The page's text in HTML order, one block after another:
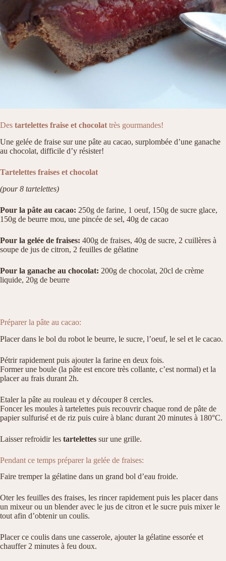
Des tartelettes fraise et chocolat très gourmandes!
Une gelée de fraise sur une pâte au cacao, surplombée d’une ganache
au chocolat, difficile d’y résister!
Tartelettes fraises et chocolat
(pour 8 tartelettes)
Pour la pâte au cacao: 250g de farine, 1 oeuf, 150g de sucre glace,
150g de beurre mou, une pincée de sel, 40g de cacao
Pour la gelée de fraises: 400g de fraises, 40g de sucre, 2 cuillères à
soupe de jus de citron, 2 feuilles de gélatine
Pour la ganache au chocolat: 200g de chocolat, 20cl de crème
liquide, 20g de beurre
Préparer la pâte au cacao:
Placer dans le bol du robot le beurre, le sucre, l’oeuf, le sel et le cacao.
Pétrir rapidement puis ajouter la farine en deux fois.
Former une boule (la pâte est encore très collante, c’est normal) et la
placer au frais durant 2h.
Etaler la pâte au rouleau et y découper 8 cercles.
Foncer les moules à tartelettes puis recouvrir chaque rond de pâte de
papier sulfurisé et de riz puis cuire à blanc durant 20 minutes à 180°C.
Laisser refroidir les tartelettes sur une grille.
Pendant ce temps préparer la gelée de fraises:
Faire tremper la gélatine dans un grand bol d’eau froide.
Oter les feuilles des fraises, les rincer rapidement puis les placer dans
un mixeur ou un blender avec le jus de citron et le sucre puis mixer le
tout afin d’obtenir un coulis.
Placer ce coulis dans une casserole, ajouter la gélatine essorée et
chauffer 2 minutes à feu doux.